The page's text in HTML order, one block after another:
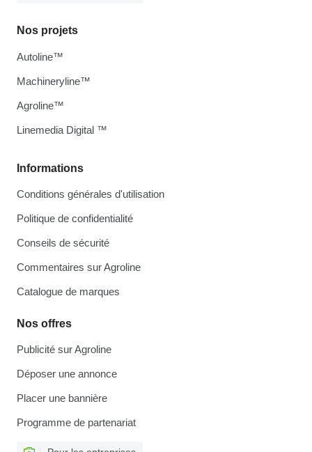
Informations
Conditions générales d'utilisation
Politique de confidentialité
Conseils de sécurité
Commentaires sur Agroline
Catalogue de marques
Nos offres
Publicité sur Agroline
Déposer une annonce
Placer une bannière
Programme de partenariat
Nos projets
Autoline™
Machineryline™
Agroline™
Linemedia Digital ™